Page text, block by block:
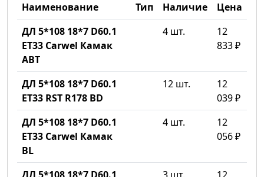
Наименование Тип Наличие
Цена
ДЛ 5*108 18*7 D60.1
ET33 Carwel Камак
ABT
4 шт.
12
833 ₽
ДЛ 5*108 18*7 D60.1
ET33 RST R178 BD
12 шт.
12
039 ₽
ДЛ 5*108 18*7 D60.1
ET33 Carwel Камак
BL
4 шт.
12
056 ₽